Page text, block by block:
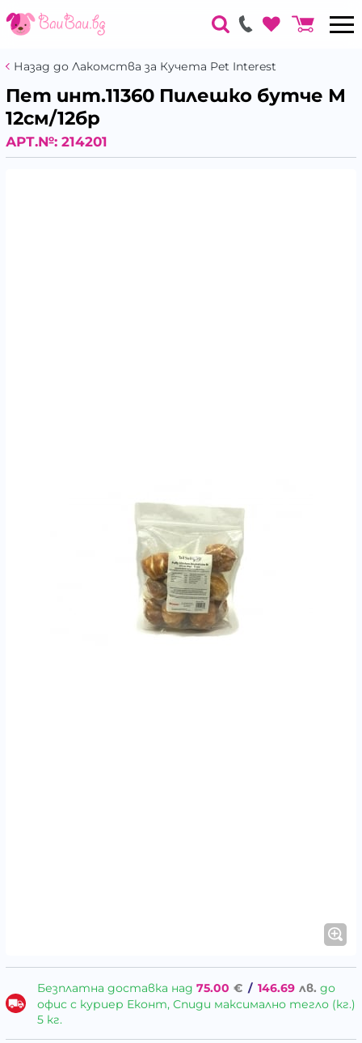
Назад до Лакомства за Кучета Pet Interest
Пет инт.11360 Пилешко бутче М
12см/12бр
АРТ.№: 214201
Безплатна доставка над 75.00 € / 146.69 лв. до
офис с куриер Еконт, Спиди максимално тегло (кг.)
5 кг.